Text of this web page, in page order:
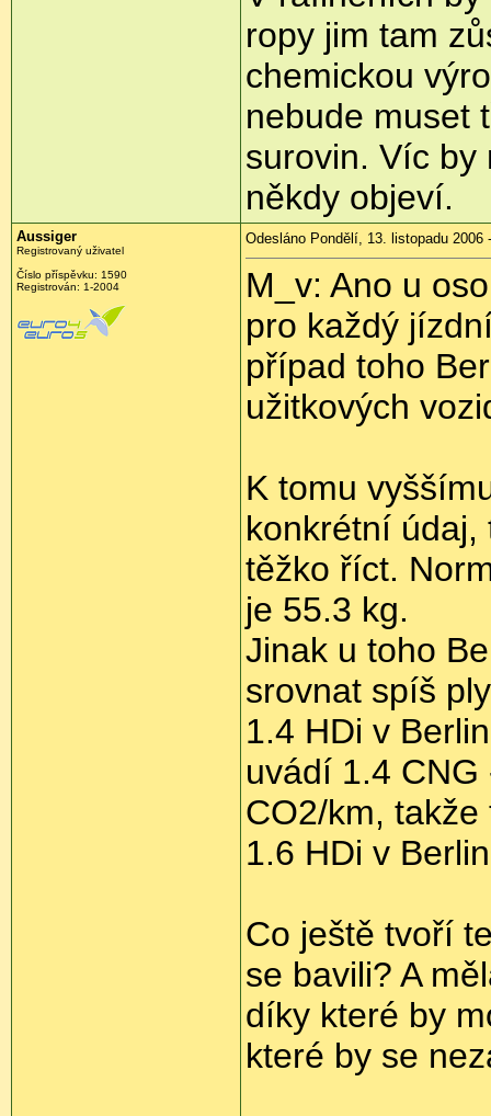
ropy jim tam
chemickou
nebude muset
surovin. Víc by
někdy objeví.
Aussiger
Registrovaný uživatel
Číslo příspěvku: 1590
Registrován: 1-2004
Odesláno Pondělí, 13. listopadu 2006
M_v: Ano u
pro každý
případ toho
užitkových
K tomu
konkrétní údaj,
těžko říct.
je 55.3 kg.
Jinak u toho
srovnat spíš
1.4 HDi v
uvádí 1.4 CNG
CO2/km,
1.6 HDi v
Co ještě tvoří
se bavili? A
díky které by
které by se